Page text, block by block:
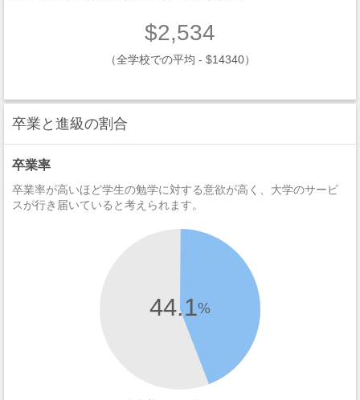
$2,534
（全学校での平均 - $14340）
卒業と進級の割合
卒業率
卒業率が高いほど学生の勉学に対する意欲が高く、大学のサービ
スが行き届いていると考えられます。
44.1%